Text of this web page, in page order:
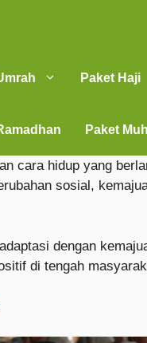
Paket Haji
Paket
cara hidup yang
sosial,
dengan
di tengah